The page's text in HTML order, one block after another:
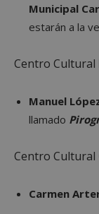
Municipal
estarán a la
Centro Cultural
Manuel
llamado
Centro Cultural
Carmen